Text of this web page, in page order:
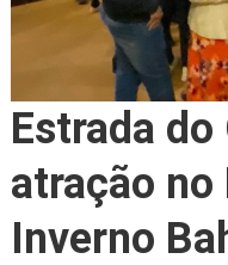
Estrada
atração no
Inverno